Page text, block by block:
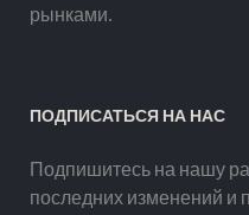
рынками.
ПОДПИСАТЬСЯ НА НАС
Подпишитесь на нашу
последних изменений и